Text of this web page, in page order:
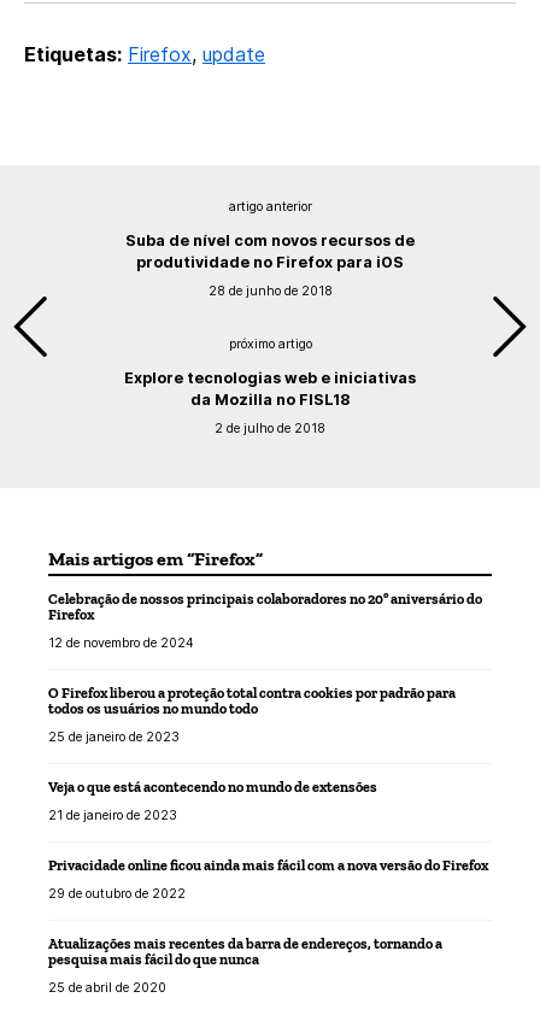
Etiquetas: Firefox, update
artigo anterior
Suba de nível com novos recursos de
produtividade no Firefox para iOS
28 de junho de 2018
próximo artigo
Explore tecnologias web e iniciativas
da Mozilla no FISL18
2 de julho de 2018
Mais artigos em “Firefox”
Celebração de nossos principais colaboradores no 20º aniversário do
Firefox
12 de novembro de 2024
O Firefox liberou a proteção total contra cookies por padrão para
todos os usuários no mundo todo
25 de janeiro de 2023
Veja o que está acontecendo no mundo de extensões
21 de janeiro de 2023
Privacidade online ficou ainda mais fácil com a nova versão do Firefox
29 de outubro de 2022
Atualizações mais recentes da barra de endereços, tornando a
pesquisa mais fácil do que nunca
25 de abril de 2020